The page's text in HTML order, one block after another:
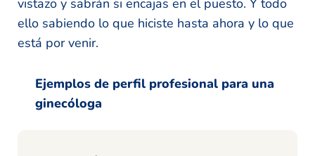
ello sabiendo lo que hiciste hasta ahora y lo que
está por venir.
Ejemplos de perfil profesional para una
ginecóloga